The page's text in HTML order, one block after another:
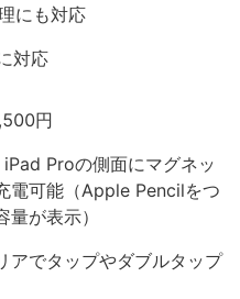
にも対応
対応
円
iPad Proの側面にマグネッ
電可能（Apple Pencilをつ
が表示）
アでタップやダブルタップ